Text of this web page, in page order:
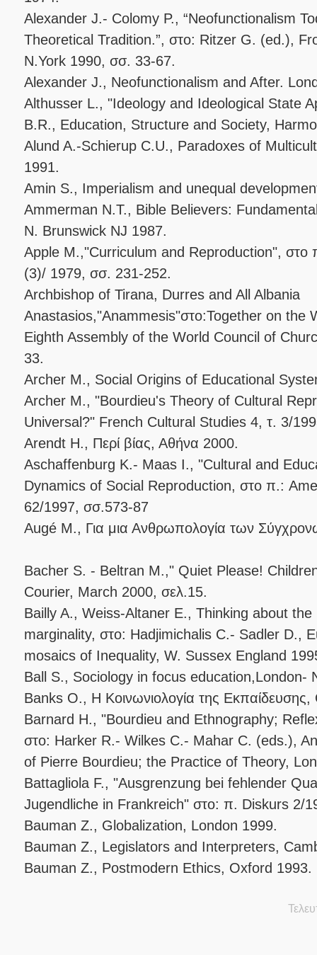
Alexander J.- Colomy P., “Neofunctionalism
Theoretical Tradition.”, στο: Ritzer G. (ed.),
N.York 1990, σσ. 33-67.
Alexander J., Neofunctionalism and After.
Althusser L., "Ideology and Ideological State
B.R., Education, Structure and Society,
Alund A.-Schierup C.U., Paradoxes of
1991.
Amin S., Imperialism and unequal
Ammerman N.T., Bible Believers:
N. Brunswick NJ 1987.
Apple M.,"Curriculum and Reproduction", στο
(3)/ 1979, σσ. 231-252.
Archbishop of Tirana, Durres and All Albania
Anastasios,"Anammesis"στο:Together on the
Eighth Assembly of the World Council of
33.
Archer M., Social Origins of Educational
Archer M., "Bourdieu's Theory of Cultural
Universal?" French Cultural Studies 4, τ. 3/
Arendt H., Περί βίας, Αθήνα 2000.
Aschaffenburg K.- Maas I., "Cultural and
Dynamics of Social Reproduction, στο π.:
62/1997, σσ.573-87
Augé M., Για μια Ανθρωπολογία των
Bacher S. - Beltran M.," Quiet Please!
Courier, March 2000, σελ.15.
Bailly A., Weiss-Altaner E., Thinking about
marginality, στο: Hadjimichalis C.- Sadler D.,
mosaics of Inequality, W. Sussex England
Ball S., Sociology in focus education,London-
Banks O., Η Κοινωνιολογία της
Barnard H., "Bourdieu and Ethnography;
στο: Harker R.- Wilkes C.- Mahar C. (eds.),
of Pierre Bourdieu; the Practice of Theory,
Battagliola F., "Ausgrenzung bei fehlender
Jugendliche in Frankreich" στο: π. Diskurs 2/
Bauman Z., Globalization, London 1999.
Bauman Z., Legislators and Interpreters,
Bauman Z., Postmodern Ethics, Oxford 1993.